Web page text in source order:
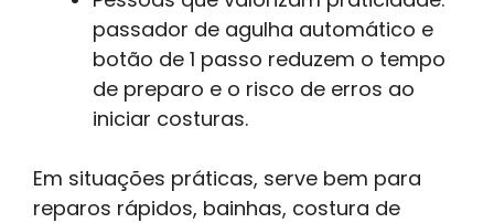
passador de agulha automático e
botão de 1 passo reduzem o tempo
de preparo e o risco de erros ao
iniciar costuras.
Em situações práticas, serve bem para
reparos rápidos, bainhas, costura de